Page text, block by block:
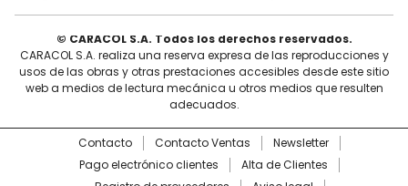
© CARACOL S.A. Todos los derechos reservados.
CARACOL S.A. realiza una reserva expresa de las reproducciones y
usos de las obras y otras prestaciones accesibles desde este sitio
web a medios de lectura mecánica u otros medios que resulten
adecuados.
Contacto Contacto Ventas
Newsletter
Pago electrónico clientes
Alta de Clientes